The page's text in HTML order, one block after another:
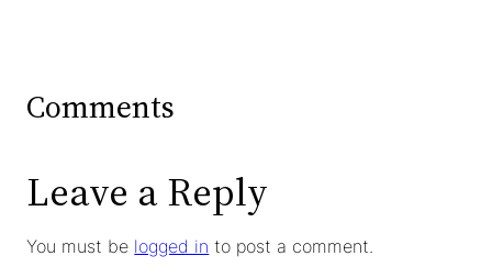
Comments
Leave a Reply
You must be logged in to post a comment.